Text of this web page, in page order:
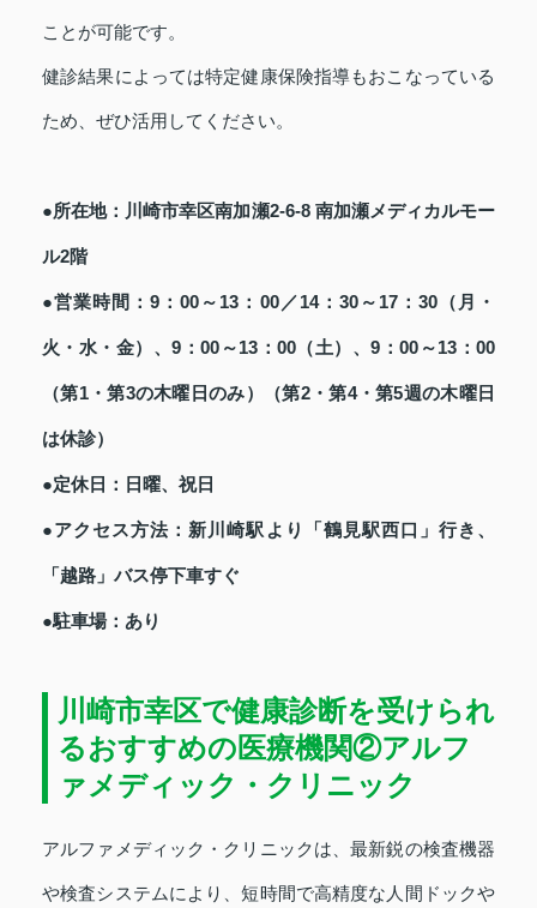
ことが可能です。
健診結果によっては特定健康保険指導もおこなっている
ため、ぜひ活用してください。
●所在地：川崎市幸区南加瀬2-6-8 南加瀬メディカルモー
ル2階
●営業時間：9：00～13：00／14：30～17：30（月・
火・水・金）、9：00～13：00（土）、9：00～13：00
（第1・第3の木曜日のみ）（第2・第4・第5週の木曜日
は休診）
●定休日：日曜、祝日
●アクセス方法：新川崎駅より「鶴見駅西口」行き、
「越路」バス停下車すぐ
●駐車場：あり
川崎市幸区で健康診断を受けられ
るおすすめの医療機関②アルフ
ァメディック・クリニック
アルファメディック・クリニックは、最新鋭の検査機器
や検査システムにより、短時間で高精度な人間ドックや